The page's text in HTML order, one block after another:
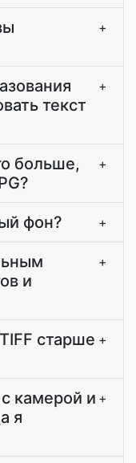
+
текст
+
больше,
+
фон? +
и
+
старше +
камерой и
я
+